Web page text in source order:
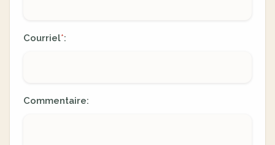
Courriel*:
Commentaire: